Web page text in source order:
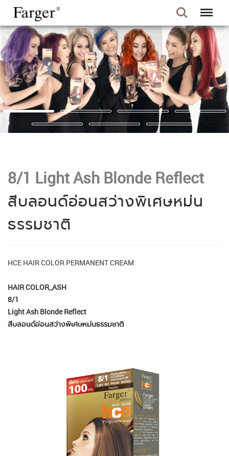
8/1 Light Ash Blonde Reflect
สีบลอนด์อ่อนสว่างพิเศษหม่น
ธรรมชาติ
HCE HAIR COLOR PERMANENT CREAM
HAIR COLOR_ASH
8/1
Light Ash Blonde Reflect
สีบลอนด์อ่อนสว่างพิเศษหม่นธรรมชาติ